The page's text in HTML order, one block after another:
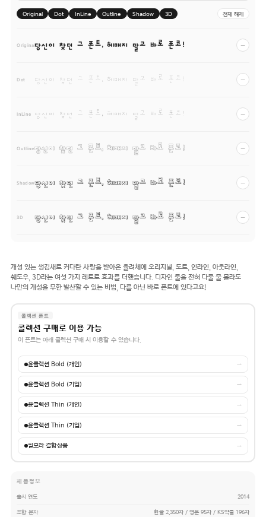
Original Dot InLine Outline Shadow 3D 전체 해제
Original당신이 찾던 그 폰트, 헤매지 말고 바로 폰코! −
Dot 당신이 찾던 그 폰트, 헤매지 말고 바로 폰코! −
InLine 당신이 찾던 그 폰트, 헤매지 말고 바로 폰코! −
Outline당신이 찾던 그 폰트, 헤매지 말고 바로 폰코! −
Shadow당신이 찾던 그 폰트, 헤매지 말고 바로 폰코! −
3D 당신이 찾던 그 폰트, 헤매지 말고 바로 폰코! −
개성 있는 생김새로 커다란 사랑을 받아온 율려체에 오리지널, 도트, 인라인, 아웃라인,
쉐도우, 3D라는 여섯 가지 레트로 효과를 더했습니다. 디자인 툴을 전혀 다룰 줄 몰라도
나만의 개성을 무한 발산할 수 있는 비법, 다름 아닌 바로 폰트에 있다고요!
콜렉션 폰트
콜렉션 구매로 이용 가능
이 폰트는 아래 콜렉션 구매 시 이용할 수 있습니다.
윤콜렉션 Bold (개인) →
윤콜렉션 Bold (기업) →
윤콜렉션 Thin (개인) →
윤콜렉션 Thin (기업) →
필모라 결합상품 →
제품정보
출시 연도 2014
포함 문자 한글 2,350자 / 영문 95자 / KS약물 196자